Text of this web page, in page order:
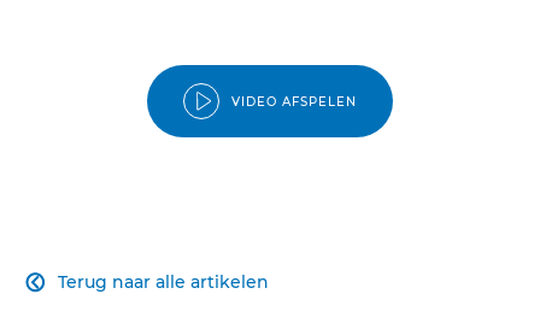
VIDEO AFSPELEN
Terug naar alle artikelen
